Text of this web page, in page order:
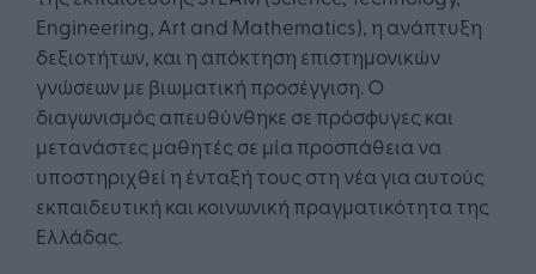
Engineering, Art and Mathematics), η ανάπτυξη
δεξιοτήτων, και η απόκτηση επιστημονικών
γνώσεων με βιωματική προσέγγιση. Ο
διαγωνισμός απευθύνθηκε σε πρόσφυγες και
μετανάστες μαθητές σε μία προσπάθεια να
υποστηριχθεί η ένταξή τους στη νέα για αυτούς
εκπαιδευτική και κοινωνική πραγματικότητα της
Ελλάδας.